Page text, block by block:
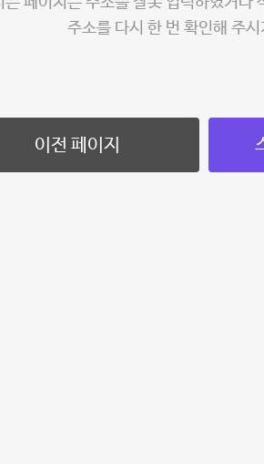
주소를 다시 한 번 확인해 주
이전 페이지